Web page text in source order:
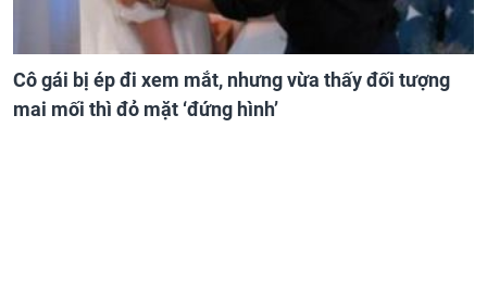
Cô gái bị ép đi xem mắt, nhưng vừa thấy đối tượng
mai mối thì đỏ mặt ‘đứng hình’